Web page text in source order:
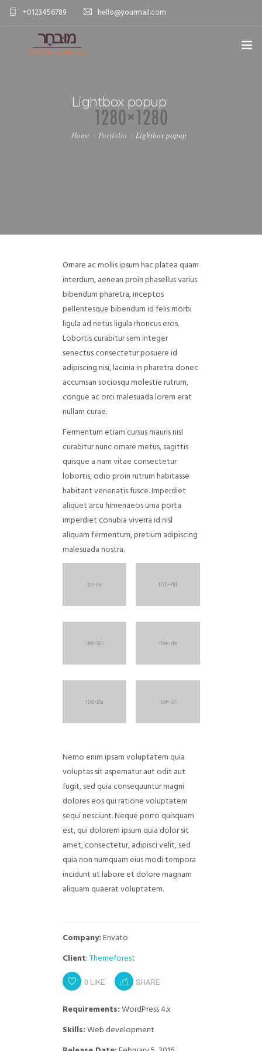
+0123456789 hello@yourmail.com
Lightbox popup
Home Portfolio Lightbox popup
Ornare ac mollis ipsum hac platea quam
interdum, aenean proin phasellus varius
bibendum pharetra, inceptos
pellentesque bibendum id felis morbi
ligula ad netus ligula rhoncus eros.
Lobortis curabitur sem integer
senectus consectetur posuere id
adipiscing nisi, lacinia in pharetra donec
accumsan sociosqu molestie rutrum,
congue ac orci malesuada lorem erat
nullam curae.
Fermentum etiam cursus mauris nisl
curabitur nunc ornare metus, sagittis
quisque a nam vitae consectetur
lobortis, odio proin rutrum habitasse
habitant venenatis fusce. Imperdiet
aliquet arcu himenaeos urna porta
imperdiet conubia viverra id nisl
aliquam fermentum, pretium adipiscing
malesuada nostra.
Nemo enim ipsam voluptatem quia
voluptas sit aspernatur aut odit aut
fugit, sed quia consequuntur magni
dolores eos qui ratione voluptatem
sequi nesciunt. Neque porro quisquam
est, qui dolorem ipsum quia dolor sit
amet, consectetur, adipisci velit, sed
quia non numquam eius modi tempora
incidunt ut labore et dolore magnam
aliquam quaerat voluptatem.
Company:Envato
Client:Themeforest
0 LIKE SHARE
Requirements:WordPress 4.x
Skills:Web development